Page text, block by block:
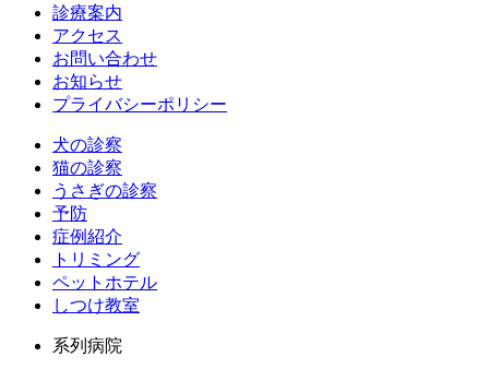
診療案内
アクセス
お問い合わせ
お知らせ
プライバシーポリシー
犬の診察
猫の診察
うさぎの診察
予防
症例紹介
トリミング
ペットホテル
しつけ教室
系列病院